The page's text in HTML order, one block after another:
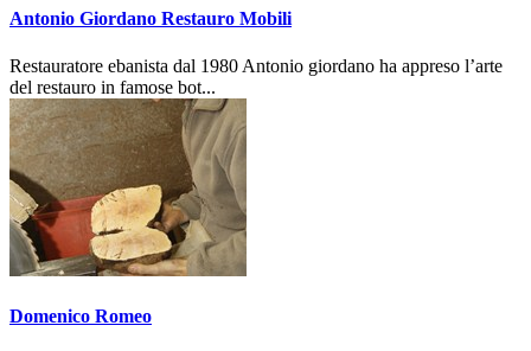
Antonio Giordano Restauro Mobili
Restauratore ebanista dal 1980 Antonio giordano ha appreso l’arte
del restauro in famose bot...
Domenico Romeo